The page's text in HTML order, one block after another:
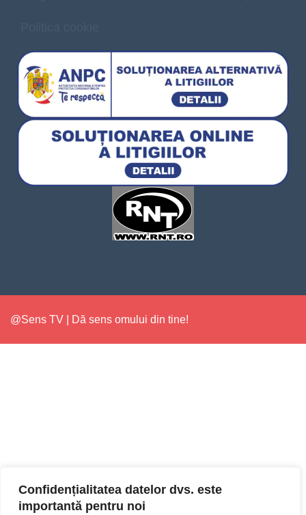
Confidențialitatea datelor dvs. este
importantă pentru noi
@Sens TV | Dă sens omului din tine!